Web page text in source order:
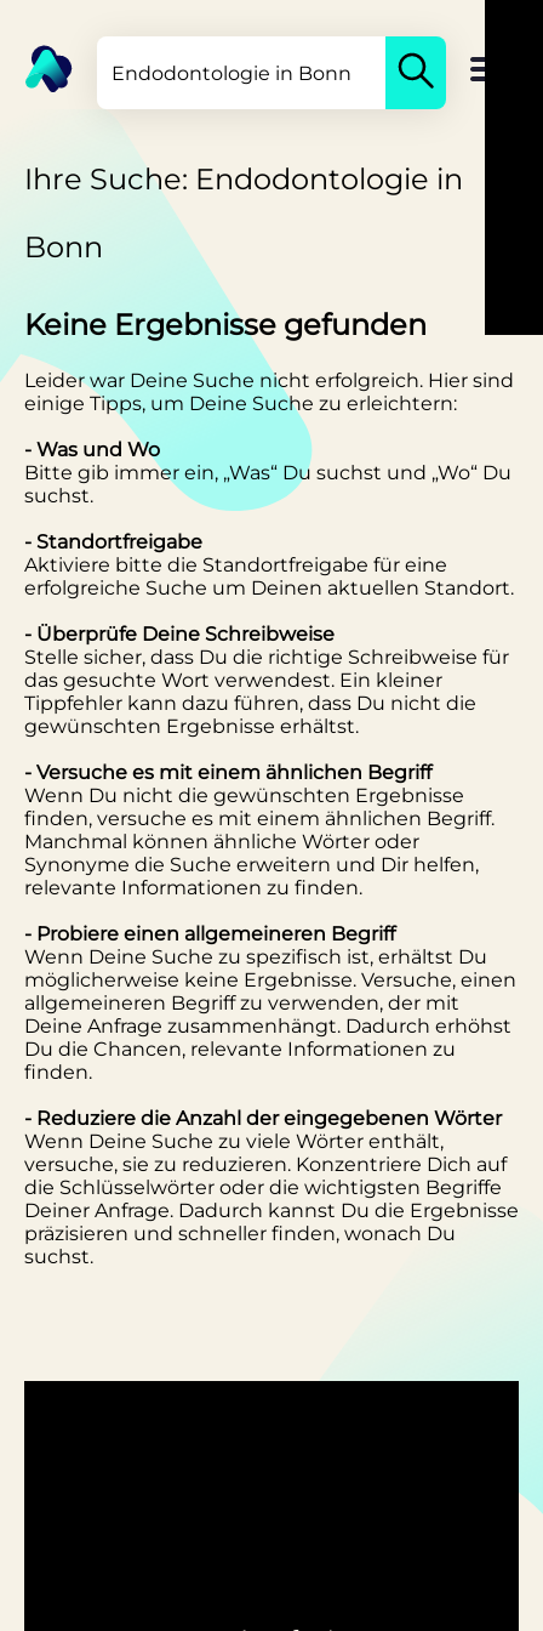
Ihre Suche: Endodontologie in
Bonn
Keine Ergebnisse gefunden
Leider war Deine Suche nicht erfolgreich. Hier sind
einige Tipps, um Deine Suche zu erleichtern:
- Was und Wo
Bitte gib immer ein, „Was“ Du suchst und „Wo“ Du
suchst.
- Standortfreigabe
Aktiviere bitte die Standortfreigabe für eine
erfolgreiche Suche um Deinen aktuellen Standort.
- Überprüfe Deine Schreibweise
Stelle sicher, dass Du die richtige Schreibweise für
das gesuchte Wort verwendest. Ein kleiner
Tippfehler kann dazu führen, dass Du nicht die
gewünschten Ergebnisse erhältst.
- Versuche es mit einem ähnlichen Begriff
Wenn Du nicht die gewünschten Ergebnisse
finden, versuche es mit einem ähnlichen Begriff.
Manchmal können ähnliche Wörter oder
Synonyme die Suche erweitern und Dir helfen,
relevante Informationen zu finden.
- Probiere einen allgemeineren Begriff
Wenn Deine Suche zu spezifisch ist, erhältst Du
möglicherweise keine Ergebnisse. Versuche, einen
allgemeineren Begriff zu verwenden, der mit
Deine Anfrage zusammenhängt. Dadurch erhöhst
Du die Chancen, relevante Informationen zu
finden.
- Reduziere die Anzahl der eingegebenen Wörter
Wenn Deine Suche zu viele Wörter enthält,
versuche, sie zu reduzieren. Konzentriere Dich auf
die Schlüsselwörter oder die wichtigsten Begriffe
Deiner Anfrage. Dadurch kannst Du die Ergebnisse
präzisieren und schneller finden, wonach Du
suchst.